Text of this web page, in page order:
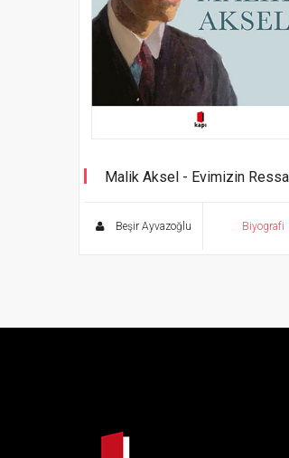
Malik Aksel - Evimizin
Beşir Ayvazoğlu Biyografi